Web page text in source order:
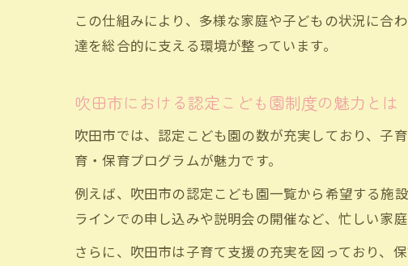
子
この仕組みにより、多様な家庭や子どもの状況に合
達を総合的に支える環境が整っています。
吹田市における認定こども園制度の魅力とは
吹田市では、認定こども園の数が充実しており、子
育・保育プログラムが魅力です。
例えば、吹田市の認定こども園一覧から希望する施
ラインでの申し込みや説明会の開催など、忙しい家
さらに、吹田市は子育て支援の充実を図っており、